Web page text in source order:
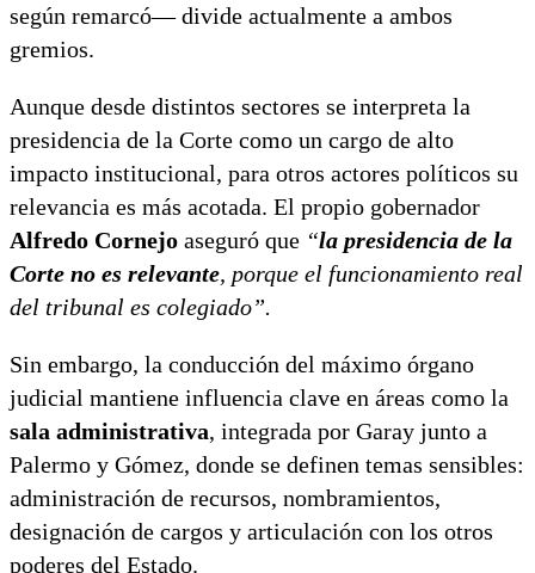
según remarcó— divide actualmente a ambos
gremios.
Aunque desde distintos sectores se interpreta la
presidencia de la Corte como un cargo de alto
impacto institucional, para otros actores políticos su
relevancia es más acotada. El propio gobernador
Alfredo Cornejo aseguró que “la presidencia de la
Corte no es relevante, porque el funcionamiento real
del tribunal es colegiado”.
Sin embargo, la conducción del máximo órgano
judicial mantiene influencia clave en áreas como la
sala administrativa, integrada por Garay junto a
Palermo y Gómez, donde se definen temas sensibles:
administración de recursos, nombramientos,
designación de cargos y articulación con los otros
poderes del Estado.